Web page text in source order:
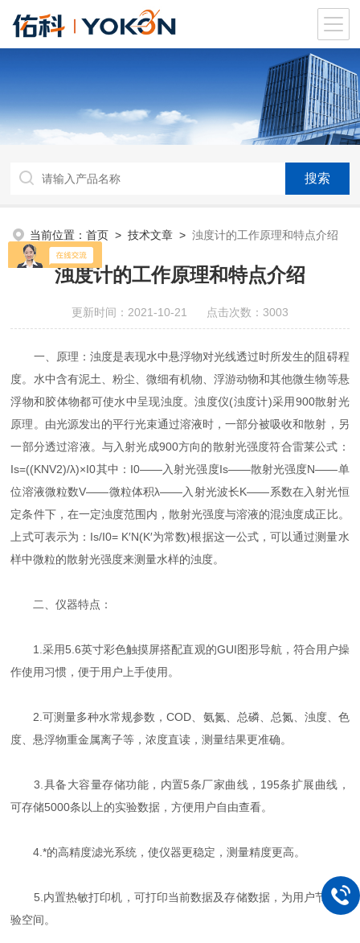
当前位置：首页 >技术文章 >浊度计的工作原理和特点介绍
浊度计的工作原理和特点介绍
更新时间：2021-10-21 点击次数：3003
一、原理：浊度是表现水中悬浮物对光线透过时所发生的阻碍程
度。水中含有泥土、粉尘、微细有机物、浮游动物和其他微生物等悬
浮物和胶体物都可使水中呈现浊度。浊度仪(浊度计)采用900散射光
原理。由光源发出的平行光束通过溶液时，一部分被吸收和散射，另
一部分透过溶液。与入射光成900方向的散射光强度符合雷莱公式：
Is=((KNV2)/λ)×I0其中：I0——入射光强度Is——散射光强度N——单
位溶液微粒数V——微粒体积λ——入射光波长K——系数在入射光恒
定条件下，在一定浊度范围内，散射光强度与溶液的混浊度成正比。
上式可表示为：Is/I0= K′N(K′为常数)根据这一公式，可以通过测量水
样中微粒的散射光强度来测量水样的浊度。
二、仪器特点：
1.采用5.6英寸彩色触摸屏搭配直观的GUI图形导航，符合用户操
作使用习惯，便于用户上手使用。
2.可测量多种水常规参数，COD、氨氮、总磷、总氮、浊度、色
度、悬浮物重金属离子等，浓度直读，测量结果更准确。
3.具备大容量存储功能，内置5条厂家曲线，195条扩展曲线，
可存储5000条以上的实验数据，方便用户自由查看。
4.*的高精度滤光系统，使仪器更稳定，测量精度更高。
5.内置热敏打印机，可打印当前数据及存储数据，为用户节约实
验空间。